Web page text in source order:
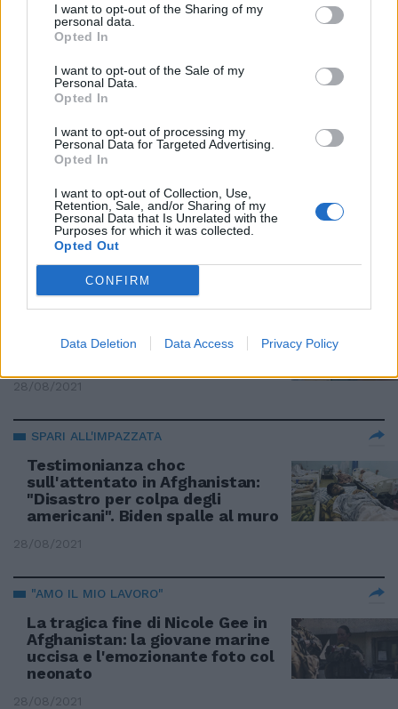
I want to opt-out of the Sharing of my
personal data.
Opted In
I want to opt-out of the Sale of my
Personal Data.
Opted In
I want to opt-out of processing my
Personal Data for Targeted Advertising.
Opted In
I want to opt-out of Collection, Use,
Retention, Sale, and/or Sharing of my
Personal Data that Is Unrelated with the
Purposes for which it was collected.
Opted Out
CONFIRM
Data Deletion Data Access Privacy Policy
Addio Nicole che salvavi i
neonati. Portata in cielo dalle
29/08/2021
INADEGUATO
Bomba di Bisignani sugli Usa:
vicino dopo il disastro
Afghanistan
29/08/2021
STASERA ITALIA
flop così”. Biden fatto a pezzi sul
28/08/2021
SPARI ALL'IMPAZZATA
Testimonianza choc
sull'attentato in Afghanistan:
"Disastro per colpa degli
americani". Biden spalle al muro
28/08/2021
"AMO IL MIO LAVORO"
La tragica fine di Nicole Gee in
Afghanistan: la giovane marine
uccisa e l'emozionante foto col
neonato
28/08/2021